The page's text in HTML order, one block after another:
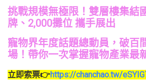
挑戰規模無極限！雙層樓集結
牌、2,000攤位 攜手展出
寵物界年度話題總動員，破百
場！帶你一次掌握寵物產業最
立即索票👉https://chanchao.tw/